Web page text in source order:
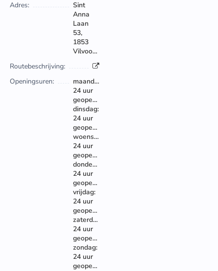
Adres:
Sint
Anna
Laan
53,
1853
Vilvoorde
Routebeschrijving:
Openingsuren:
maandag:
24 uur
geopend
dinsdag:
24 uur
geopend
woensdag:
24 uur
geopend
donderdag:
24 uur
geopend
vrijdag:
24 uur
geopend
zaterdag:
24 uur
geopend
zondag:
24 uur
geopend